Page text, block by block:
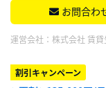
お問合わ
運営会社： 株式会社 賃
割引キャンペーン